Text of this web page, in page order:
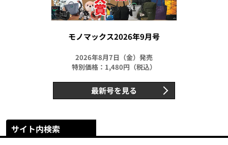
モノマックス2026年9月号
2026年8月7日（金）発売
特別価格：1,480円（税込）
最新号を見る
サイト内検索